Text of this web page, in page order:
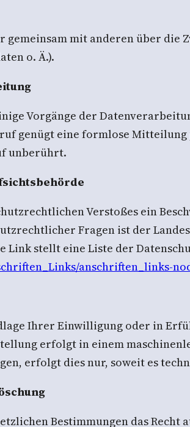
mit anderen über die
o. Ä.).
Vorgänge der
genügt eine formlose
unberührt.
Verstoßes ein
Fragen ist der
Link stellt eine Liste der
anschriften_links-
Ihrer Einwilligung oder in
erfolgt in einem
erfolgt dies nur, soweit es
Bestimmungen das